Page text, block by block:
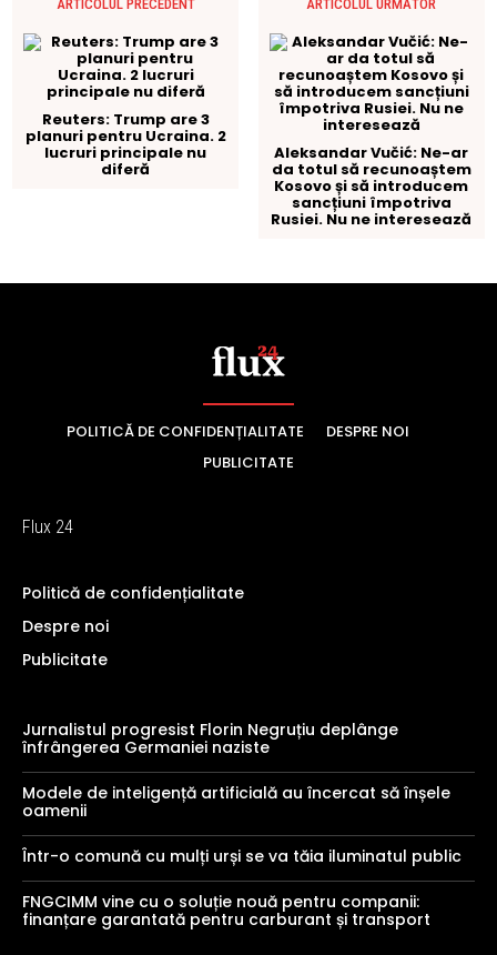
POLITICĂ DE CONFIDENȚIALITATE
DESPRE NOI
PUBLICITATE
Flux 24
Politică de confidențialitate
Despre noi
Publicitate
Jurnalistul progresist Florin Negruțiu deplânge
înfrângerea Germaniei naziste
Modele de inteligență artificială au încercat să înșele
oamenii
Într-o comună cu mulți urși se va tăia iluminatul public
FNGCIMM vine cu o soluție nouă pentru companii:
finanțare garantată pentru carburant și transport